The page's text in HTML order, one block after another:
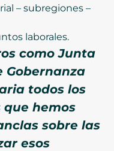
– subregiones –
laborales.
como Junta
Gobernanza
todos los
hemos
sobre las
esos